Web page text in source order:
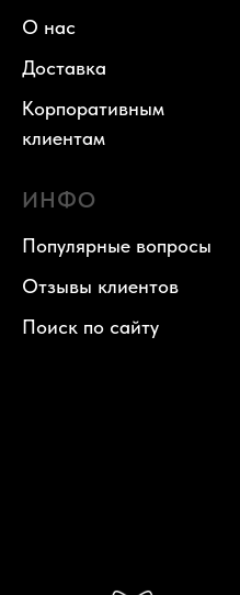
О нас
Доставка
Корпоративным
клиентам
ИНФО
Популярные вопросы
Отзывы клиентов
Поиск по сайту